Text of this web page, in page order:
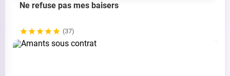
Ne refuse pas mes baisers
(37)